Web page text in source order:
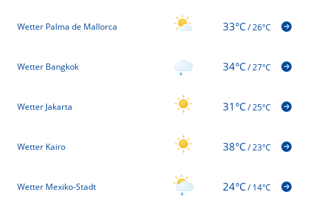
Wetter Palma de Mallorca 33°C/26°C
Wetter Bangkok 34°C/27°C
Wetter Jakarta 31°C/25°C
Wetter Kairo 38°C/23°C
Wetter Mexiko-Stadt 24°C/14°C